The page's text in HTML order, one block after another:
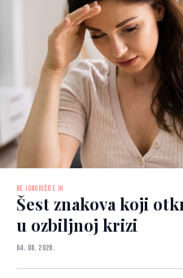
NE IGNORIŠITE IH
Šest znakova koji
u ozbiljnoj krizi
04. 08. 2026.